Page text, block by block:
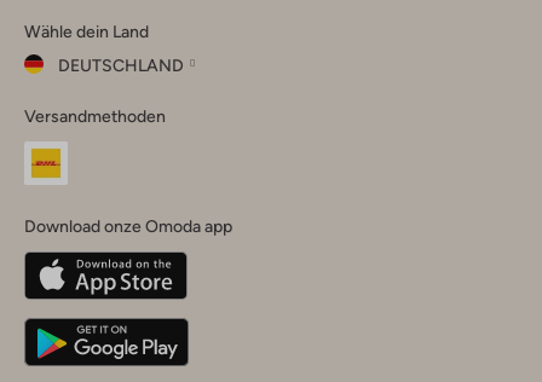
Instagram
Facebook
TikTok
Wähle dein Land
DEUTSCHLAND
dein
Land
Belgique(Français)
Deutschland
Versandmethoden
Download onze Omoda app